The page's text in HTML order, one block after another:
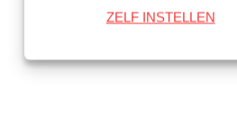
ZELF INSTELLEN